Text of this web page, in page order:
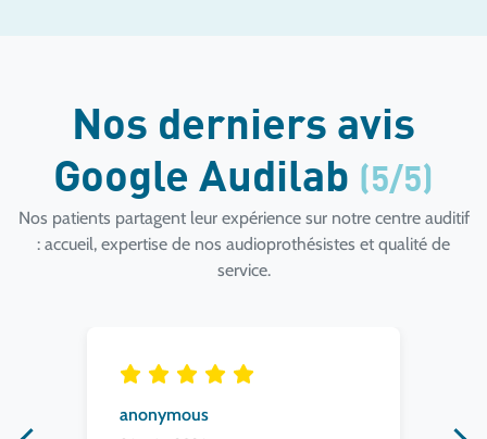
Nos derniers avis
Google Audilab (5/5)
Nos patients partagent leur expérience sur notre centre auditif
: accueil, expertise de nos audioprothésistes et qualité de
service.
anonymous